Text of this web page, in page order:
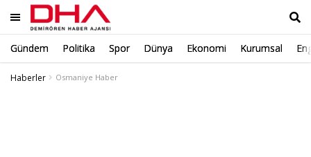
Gündem Politika Spor Dünya Ekonomi Kurumsal
Haberler
Osmaniye Haber